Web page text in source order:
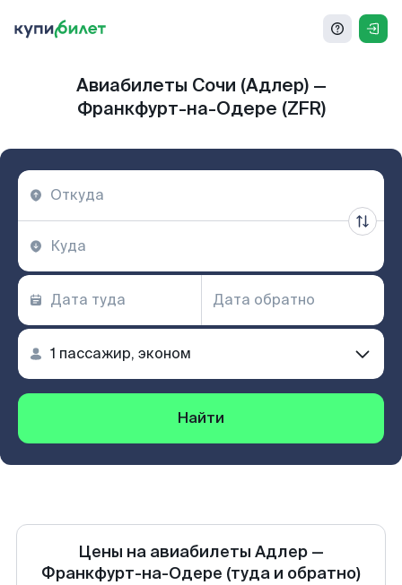
Авиабилеты Сочи (Адлер) —
Франкфурт-на-Одере (ZFR)
Найти
Цены на авиабилеты Адлер —
Франкфурт-на-Одере (туда и обратно)